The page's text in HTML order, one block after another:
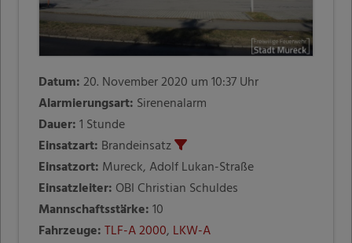
Datum:20. November 2020 um 10:37 Uhr
Alarmierungsart: Sirenenalarm
Dauer:1 Stunde
Einsatzart: Brandeinsatz
Einsatzort: Mureck, Adolf Lukan-Straße
Einsatzleiter: OBI Christian Schuldes
Mannschaftsstärke:10
Fahrzeuge: TLF-A 2000, LKW-A